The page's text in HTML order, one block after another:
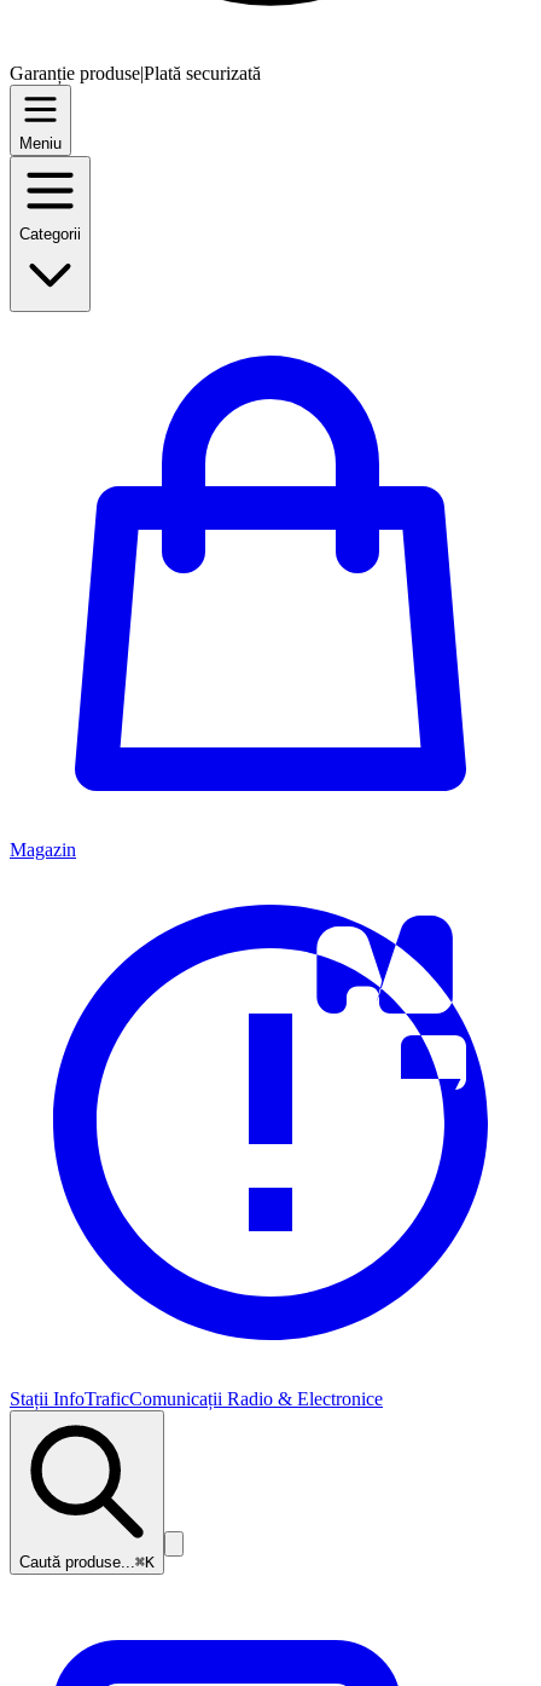
Garanție produse|Plată securizată
Meniu
Categorii
Magazin
Stații InfoTraficComunicații Radio & Electronice
Caută produse...⌘K